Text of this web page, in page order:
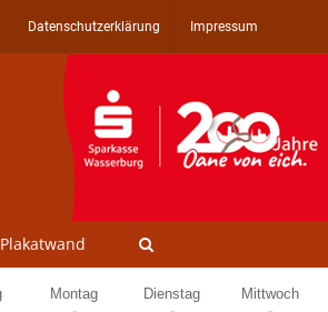
Datenschutzerklärung Impressum
Plakatwand